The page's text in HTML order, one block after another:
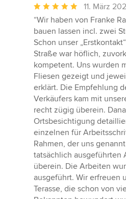
Durchschnittliche
Bewertung:
5
von
5
Sternen
11. März
“Wir haben von Franke
bauen lassen incl. zwei
Schon unser
Straße war höflich,
kompetent. Uns wurden
Fliesen gezeigt und
erklärt. Die Empfehlung
Verkäufers kam mit
recht zügig überein.
Ortsbesichtigung
einzelnen für
Rahmen, der uns
tatsächlich ausgeführten
überein. Die Arbeiten
ausgeführt. Wir erfreuen
Terasse, die schon von